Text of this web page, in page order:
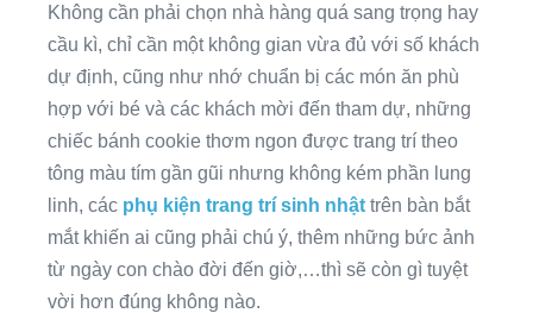
Không cần phải chọn nhà hàng quá sang trọng hay
cầu kì, chỉ cần một không gian vừa đủ với số khách
dự định, cũng như nhớ chuẩn bị các món ăn phù
hợp với bé và các khách mời đến tham dự, những
chiếc bánh cookie thơm ngon được trang trí theo
tông màu tím gần gũi nhưng không kém phần lung
linh, các phụ kiện trang trí sinh nhật trên bàn bắt
mắt khiến ai cũng phải chú ý, thêm những bức ảnh
từ ngày con chào đời đến giờ,…thì sẽ còn gì tuyệt
vời hơn đúng không nào.